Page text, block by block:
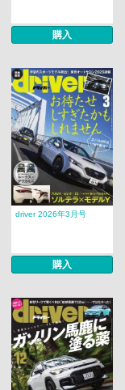
購入
driver 2026年3月号
購入